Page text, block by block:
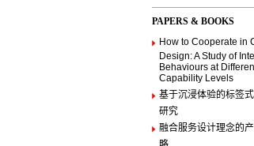
PAPERS & BOOKS
How to Cooperate in
Design: A Study of
Behaviours at
Capability Levels
基于沉浸体验的标签
研究
融合服务设计理念的